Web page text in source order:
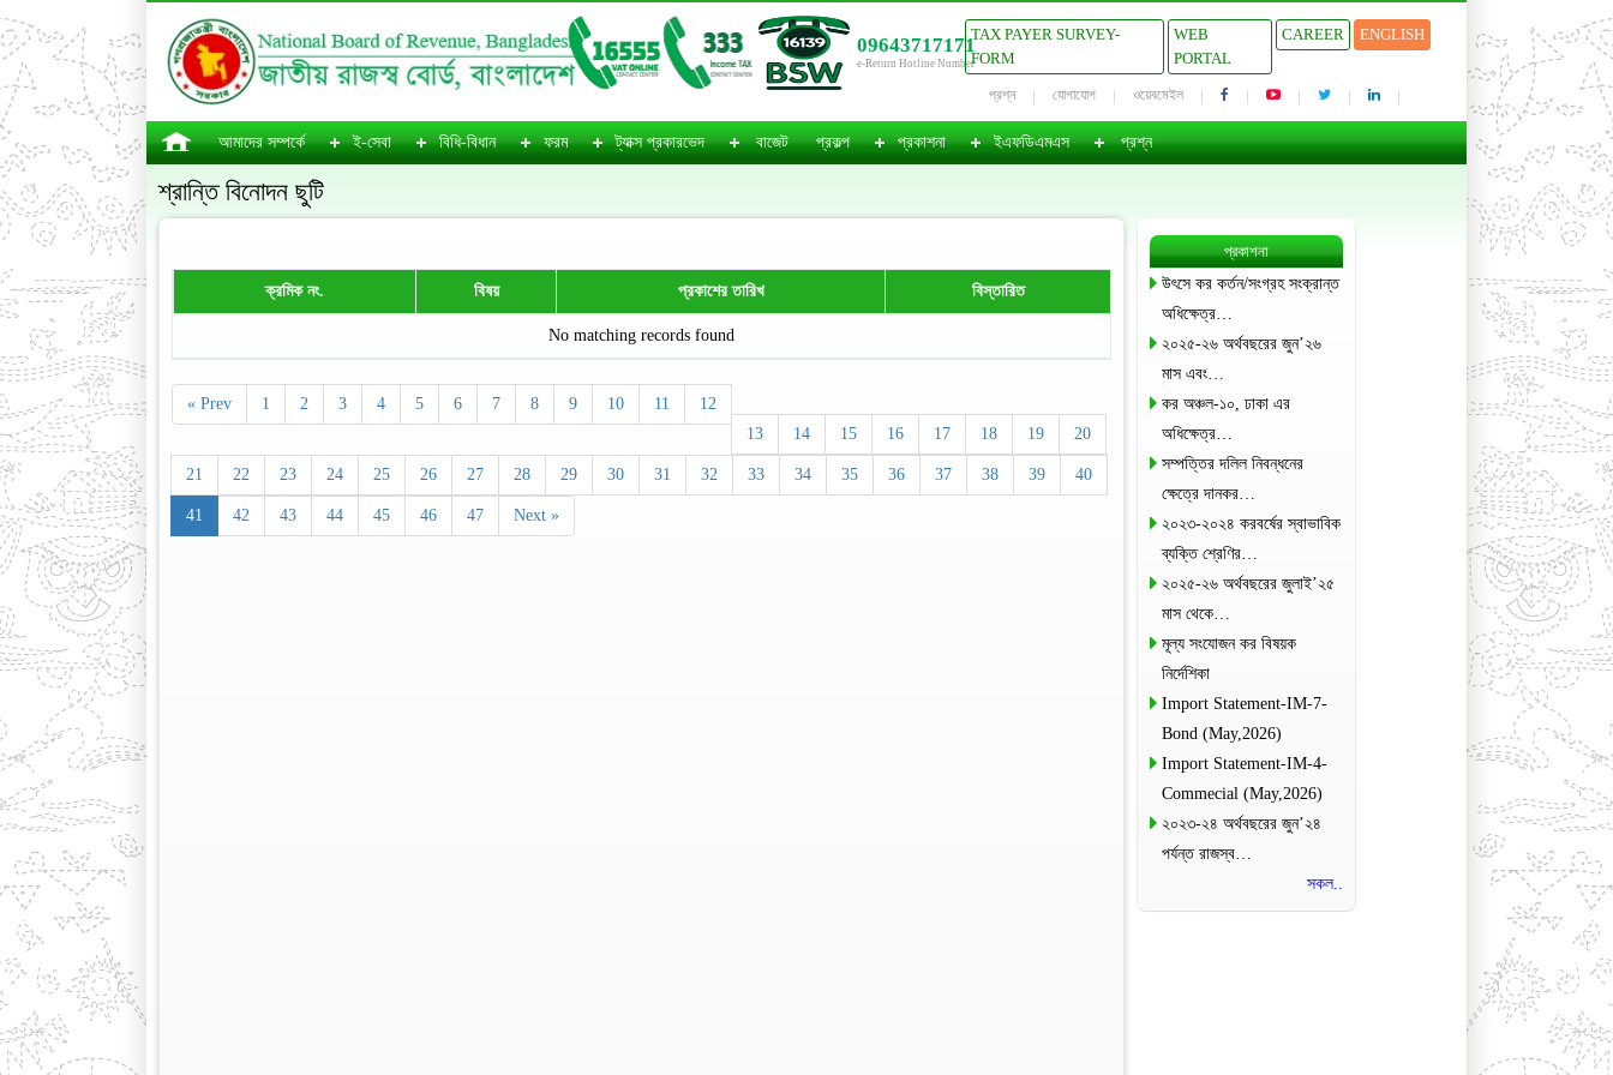
09643717171
e-Return Hotline Number
TAX PAYER SURVEY-
FORM
WEB
PORTAL
CAREER ENGLISH
প্রশ্ন যোগাযোগ ওয়েবমেইল
আমাদের সম্পর্কে ই-সেবা বিধি-বিধান ফরম ট্যাক্স প্রকারভেদ বাজেট প্রকল্প প্রকাশনা ইএফডিএমএস প্রশ্ন
শ্রান্তি বিনোদন ছুটি
ক্রমিক নং. বিষয় প্রকাশের তারিখ বিস্তারিত
No matching records found
« Prev 1 2 3 4 5 6 7 8 9 10 11
12
13
14 15 16 17 18 19 20
21 22 23 24 25 26 27 28 29 30 31 32 33 34 35 36 37 38 39 40
41 42 43 44 45 46 47 Next »
প্রকাশনা
উৎসে কর কর্তন/সংগ্রহ সংক্রান্ত
অধিক্ষেত্র…
২০২৫-২৬ অর্থবছরের জুন’২৬
মাস এবং…
কর অঞ্চল-১০, ঢাকা এর
অধিক্ষেত্র…
সম্পত্তির দলিল নিবন্ধনের
ক্ষেত্রে দানকর…
২০২৩-২০২৪ করবর্ষের স্বাভাবিক
ব্যক্তি শ্রেণির…
২০২৫-২৬ অর্থবছরের জুলাই’২৫
মাস থেকে…
মূল্য সংযোজন কর বিষয়ক
নির্দেশিকা
Import Statement-IM-7-
Bond (May,2026)
Import Statement-IM-4-
Commecial (May,2026)
২০২৩-২৪ অর্থবছরের জুন’২৪
পর্যন্ত রাজস্ব…
সকল..